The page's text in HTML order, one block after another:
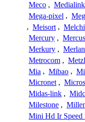
Meco , Medialink
Mega-pixel ,
, Meisort ,
Mercury ,
Merkury , Merlan
Metrocom ,
Mia , Mibao ,
Micronet ,
Midas-link ,
Milestone ,
Mini Hd Ir Speed